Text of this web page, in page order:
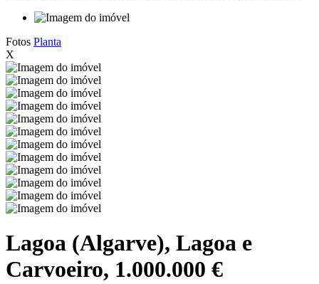
Fotos Planta
X
Lagoa (Algarve), Lagoa e
Carvoeiro, 1.000.000 €